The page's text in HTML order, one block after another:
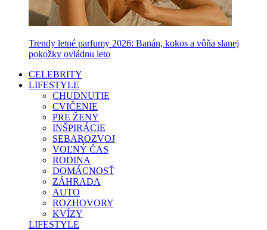
Trendy letné parfumy 2026: Banán, kokos a vôňa slanej
pokožky ovládnu leto
CELEBRITY
LIFESTYLE
CHUDNUTIE
CVIČENIE
PRE ŽENY
INŠPIRÁCIE
SEBAROZVOJ
VOĽNÝ ČAS
RODINA
DOMÁCNOSŤ
ZÁHRADA
AUTO
ROZHOVORY
KVÍZY
LIFESTYLE